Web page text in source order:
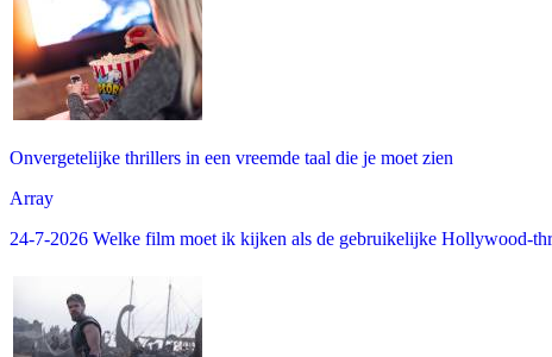
Onvergetelijke thrillers in een vreemde taal die je moet zien
Array
24-7-2026 Welke film moet ik kijken als de gebruikelijke Hollywood-